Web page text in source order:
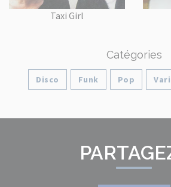
Taxi Girl
Catégories
Disco Funk Pop